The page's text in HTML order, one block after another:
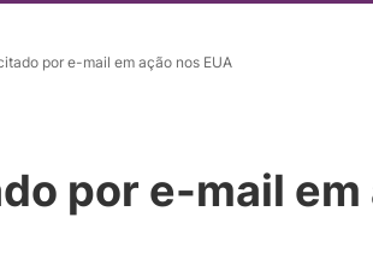
por e-mail em ação nos EUA
por e-mail em